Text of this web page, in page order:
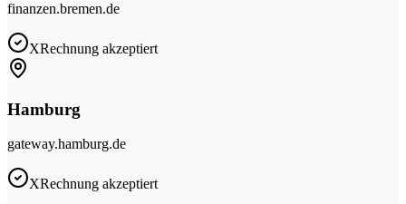
finanzen.bremen.de
XRechnung akzeptiert
Hamburg
gateway.hamburg.de
XRechnung akzeptiert